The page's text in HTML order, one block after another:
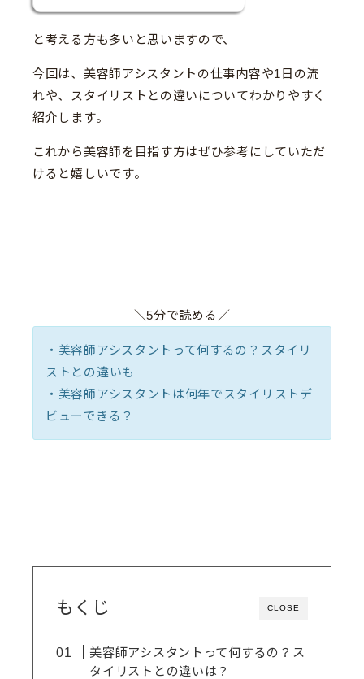
と考える方も多いと思いますので、
今回は、美容師アシスタントの仕事内容や1日の流
れや、スタイリストとの違いについてわかりやすく
紹介します。
これから美容師を目指す方はぜひ参考にしていただ
けると嬉しいです。
＼5分で読める／
・美容師アシスタントって何するの？スタイリ
ストとの違いも
・美容師アシスタントは何年でスタイリストデ
ビューできる？
CLOSE
もくじ
美容師アシスタントって何するの？ス
タイリストとの違いは？